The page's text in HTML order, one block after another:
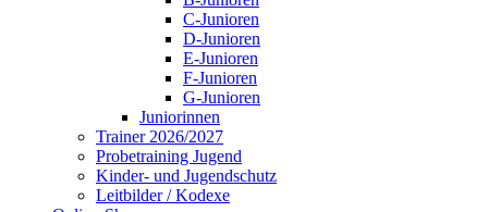
C-Junioren
D-Junioren
E-Junioren
F-Junioren
G-Junioren
Juniorinnen
Trainer 2026/2027
Probetraining Jugend
Kinder- und Jugendschutz
Leitbilder / Kodexe